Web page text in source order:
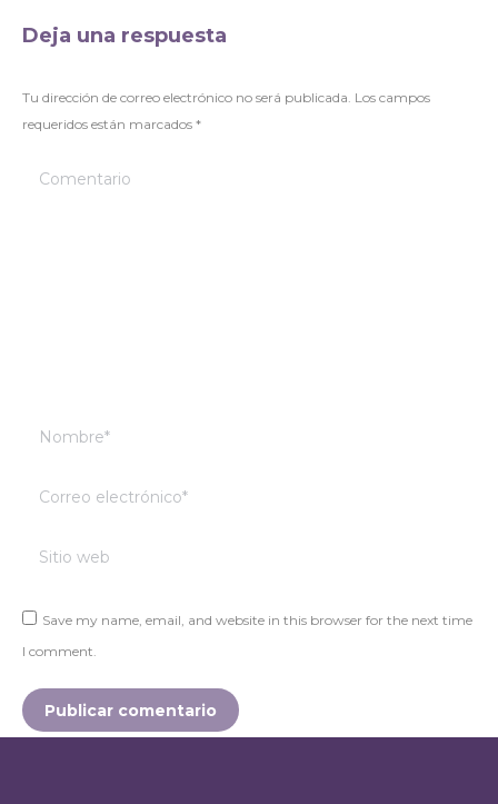
Deja una respuesta
Tu dirección de correo electrónico no será publicada. Los campos
requeridos están marcados *
Comentario
Nombre *
Correo electrónico *
Sitio web
Save my name, email, and website in this browser for the next time
I comment.
Publicar comentario